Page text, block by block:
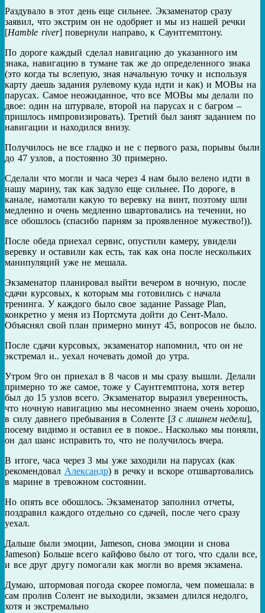
Раздувало в этот день еще сильнее. Экзаменатор сразу
заявил, что экстрим он не одобряет и мы из нашей речки
[Hamble river] повернули направо, к Саунтгемптону.
По дороге каждый сделал навигацию до указанного им
знака, навигацию в тумане так же до определенного знака
(это когда ты вслепую, зная начальную точку и используя
карту даешь задания рулевому куда идти и как) и MOBы на
парусах. Самое неожиданное, что все MOBы мы делали по
двое: один на штурвале, второй на парусах и с багром –
пришлось импровизировать). Третий был занят заданием по
навигации и находился внизу.
Получилось не все гладко и не с первого раза, порывы были
до 47 узлов, а постоянно 30 примерно.
Сделали что могли и часа через 4 нам было велено идти в
нашу марину, так как задуло еще сильнее. По дороге, в
канале, намотали какую то веревку на винт, поэтому шли
медленно и очень медленно швартовались на течении, но
все обошлось (спасибо парням за проявленное мужество!)).
После обеда приехал сервис, опустили камеру, увидели
веревку и оставили как есть, так как она после нескольких
манипуляций уже не мешала.
Экзаменатор планировал выйти вечером в ночную, после
сдачи курсовых, к которым мы готовились с начала
тренинга. У каждого было свое задание Passage Plan,
конкретно у меня из Портсмута дойти до Сент-Мало.
Объяснял свой план примерно минут 45, вопросов не было.
После сдачи курсовых, экзаменатор напомнил, что он не
экстремал и.. уехал ночевать домой до утра.
Утром 9го он приехал в 8 часов и мы сразу вышли. Делали
примерно то же самое, тоже у Саунтгемптона, хотя ветер
был до 15 узлов всего. Экзаменатор выразил уверенность,
что ночную навигацию мы несомненно знаем очень хорошо,
в силу давнего пребывания в Соленте [3 с лишнем недели],
посему видимо и оставил ее в покое.. Насколько мы поняли,
он дал шанс исправить то, что не получилось вчера.
В итоге, часа через 3 мы уже заходили на парусах (как
рекомендовал Александр) в речку и вскоре отшвартовались
в марине в тревожном состоянии.
Но опять все обошлось. Экзаменатор заполнил отчеты,
поздравил каждого отдельно со сдачей, после чего сразу
уехал.
Дальше были эмоции, Jameson, снова эмоции и снова
Jameson) Больше всего кайфово было от того, что сдали все,
и все друг другу помогали как могли во время экзамена.
Думаю, штормовая погода скорее помогла, чем помешала: в
сам пролив Солент не выходили, экзамен длился недолго,
хотя и экстремально